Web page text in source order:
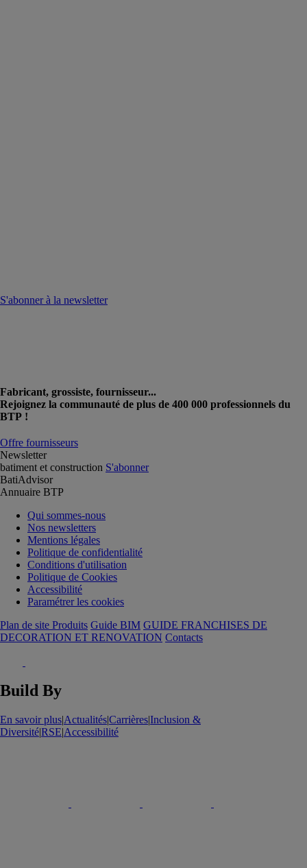
S'abonner à la newsletter
Fabricant, grossiste, fournisseur...
Rejoignez la communauté de plus de 400 000 professionnels du
BTP !
Offre fournisseurs
Newsletter
batiment et construction S'abonner
BatiAdvisor
Annuaire BTP
Qui sommes-nous
Nos newsletters
Mentions légales
Politique de confidentialité
Conditions d'utilisation
Politique de Cookies
Accessibilité
Paramétrer les cookies
Plan de site Produits Guide BIM GUIDE FRANCHISES DE
DECORATION ET RENOVATION Contacts
Build By
En savoir plus|Actualités|Carrières|Inclusion &
Diversité|RSE|Accessibilité